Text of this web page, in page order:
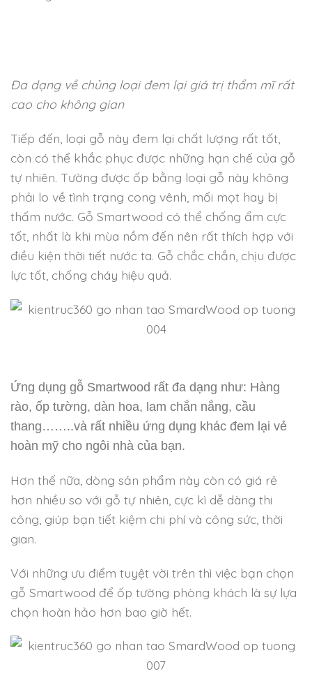
Đa dạng về chủng loại đem lại giá trị thẩm mĩ rất
cao cho không gian
Tiếp đến, loại gỗ này đem lại chất lượng rất tốt,
còn có thể khắc phục được những hạn chế của gỗ
tự nhiên. Tường được ốp bằng loại gỗ này không
phải lo về tình trạng cong vênh, mối mọt hay bị
thấm nước. Gỗ Smartwood có thể chống ẩm cực
tốt, nhất là khi mùa nồm đến nên rất thích hợp với
điều kiện thời tiết nước ta. Gỗ chắc chắn, chịu được
lực tốt, chống cháy hiệu quả.
Ứng dụng gỗ Smartwood rất đa dạng như: Hàng
rào, ốp tường, dàn hoa, lam chắn nắng, cầu
thang……..và rất nhiều ứng dụng khác đem lại vẻ
hoàn mỹ cho ngôi nhà của bạn.
Hơn thế nữa, dòng sản phẩm này còn có giá rẻ
hơn nhiều so với gỗ tự nhiên, cực kì dễ dàng thi
công, giúp bạn tiết kiệm chi phí và công sức, thời
gian.
Với những ưu điểm tuyệt vời trên thì việc bạn chọn
gỗ Smartwood để ốp tường phòng khách là sự lựa
chọn hoàn hảo hơn bao giờ hết.